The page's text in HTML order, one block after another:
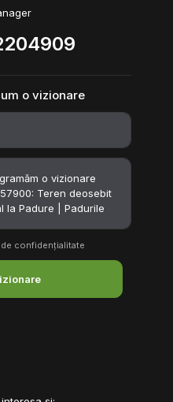
o vizionare
confidențialitate